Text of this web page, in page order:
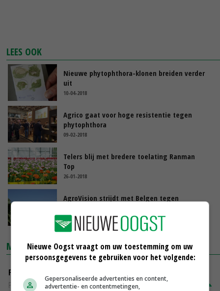
LEES OOK
Nieuwe phytophthora-klonen breiden verder
uit
10-04-2018
Agrico gaat voor hoge resistentie tegen
phytophthora
09-02-2018
Telers blij met bredere toelating Ranman
Top
26-01-2018
AgroVision strijdt met Belgen tegen
12-12-2017
MARKTPRIJZEN
Fontane
PotatoNL
€ 15,00
Nieuwe Oogst vraagt om uw toestemming om uw
persoonsgegevens te gebruiken voor het volgende:
Gepersonaliseerde advertenties en content,
advertentie- en contentmetingen,